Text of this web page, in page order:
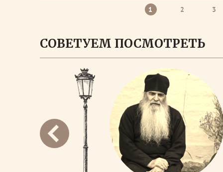
1 2 3
СОВЕТУЕМ ПОСМОТРЕТЬ